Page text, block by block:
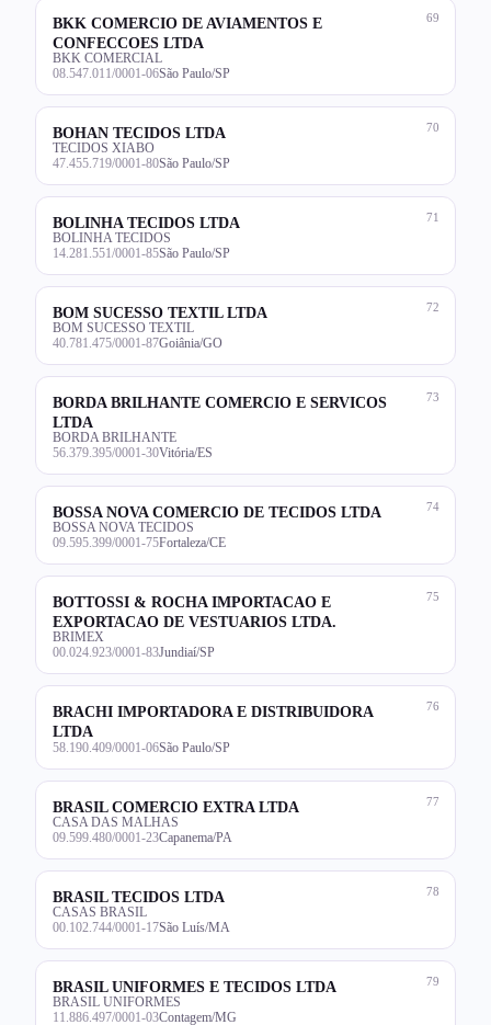
69
BKK COMERCIO DE AVIAMENTOS E
CONFECCOES LTDA
BKK COMERCIAL
08.547.011/0001-06São Paulo/SP
70
BOHAN TECIDOS LTDA
TECIDOS XIABO
47.455.719/0001-80São Paulo/SP
71
BOLINHA TECIDOS LTDA
BOLINHA TECIDOS
14.281.551/0001-85São Paulo/SP
72
BOM SUCESSO TEXTIL LTDA
BOM SUCESSO TEXTIL
40.781.475/0001-87Goiânia/GO
73
BORDA BRILHANTE COMERCIO E SERVICOS
LTDA
BORDA BRILHANTE
56.379.395/0001-30Vitória/ES
74
BOSSA NOVA COMERCIO DE TECIDOS LTDA
BOSSA NOVA TECIDOS
09.595.399/0001-75Fortaleza/CE
75
BOTTOSSI & ROCHA IMPORTACAO E
EXPORTACAO DE VESTUARIOS LTDA.
BRIMEX
00.024.923/0001-83Jundiaí/SP
76
BRACHI IMPORTADORA E DISTRIBUIDORA
LTDA
58.190.409/0001-06São Paulo/SP
77
BRASIL COMERCIO EXTRA LTDA
CASA DAS MALHAS
09.599.480/0001-23Capanema/PA
78
BRASIL TECIDOS LTDA
CASAS BRASIL
00.102.744/0001-17São Luís/MA
79
BRASIL UNIFORMES E TECIDOS LTDA
BRASIL UNIFORMES
11.886.497/0001-03Contagem/MG